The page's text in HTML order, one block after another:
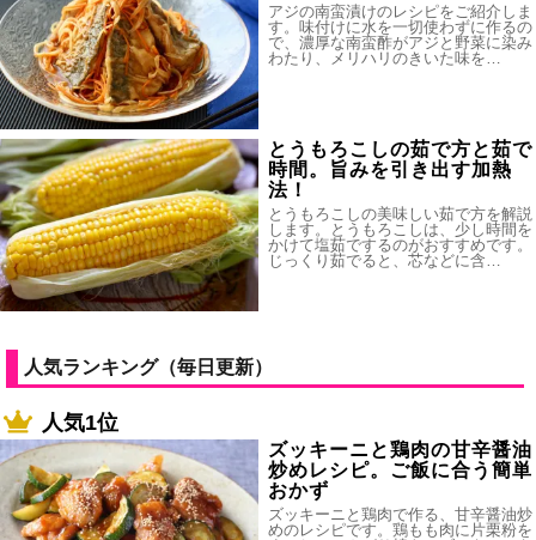
アジの南蛮漬けのレシピをご紹介しま
す。味付けに水を一切使わずに作るの
で、濃厚な南蛮酢がアジと野菜に染み
わたり、メリハリのきいた味を…
とうもろこしの茹で方と茹で
時間。旨みを引き出す加熱
法！
とうもろこしの美味しい茹で方を解説
します。とうもろこしは、少し時間を
かけて塩茹でするのがおすすめです。
じっくり茹でると、芯などに含…
人気ランキング（毎日更新）
人気1位
ズッキーニと鶏肉の甘辛醤油
炒めレシピ。ご飯に合う簡単
おかず
ズッキーニと鶏肉で作る、甘辛醤油炒
めのレシピです。鶏もも肉に片栗粉を